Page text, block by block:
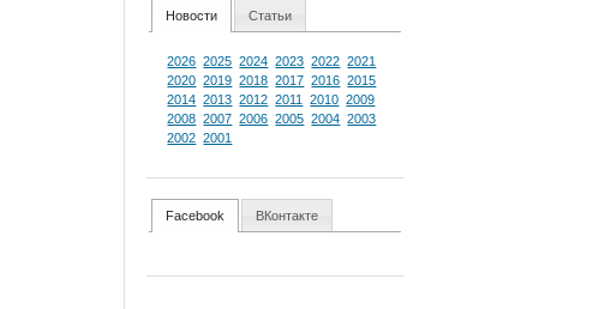
Новости Статьи
2026 2025 2024 2023 2022 2021
2020 2019 2018 2017 2016 2015
2014 2013 2012 2011 2010 2009
2008 2007 2006 2005 2004 2003
2002 2001
Facebook ВКонтакте